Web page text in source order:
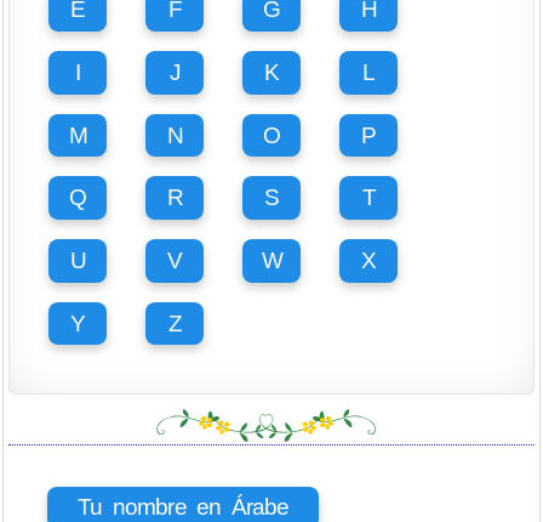
E F G H
I J K L
M N O P
Q R S T
U V W X
Y Z
Tu nombre en Árabe